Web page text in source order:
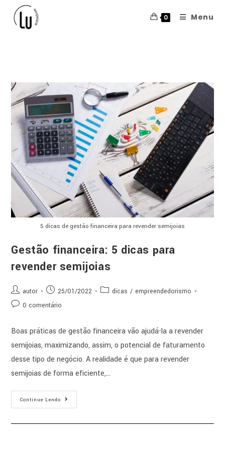
0 Menu
gestão
5 dicas de gestão financeira para revender semijoias
Gestão financeira: 5 dicas para
revender semijoias
autor 25/01/2022 dicas / empreendedorismo
0 comentário
Boas práticas de gestão financeira vão ajudá-la a revender
semijoias, maximizando, assim, o potencial de faturamento
desse tipo de negócio. A realidade é que para revender
semijoias de forma eficiente,…
Continue Lendo